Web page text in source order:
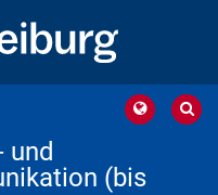
und
(bis